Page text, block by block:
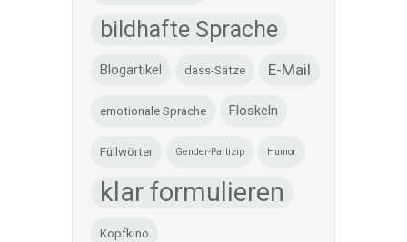
bildhafte Sprache
Blogartikel dass-Sätze E-Mail
emotionale Sprache Floskeln
Füllwörter Gender-Partizip Humor
klar formulieren
Kopfkino